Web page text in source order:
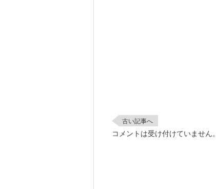
古い記事へ
コメントは受け付けていません。